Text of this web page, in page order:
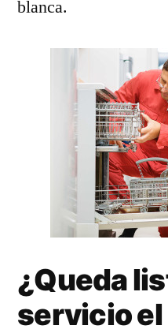
blanca.
¿Queda
servicio el